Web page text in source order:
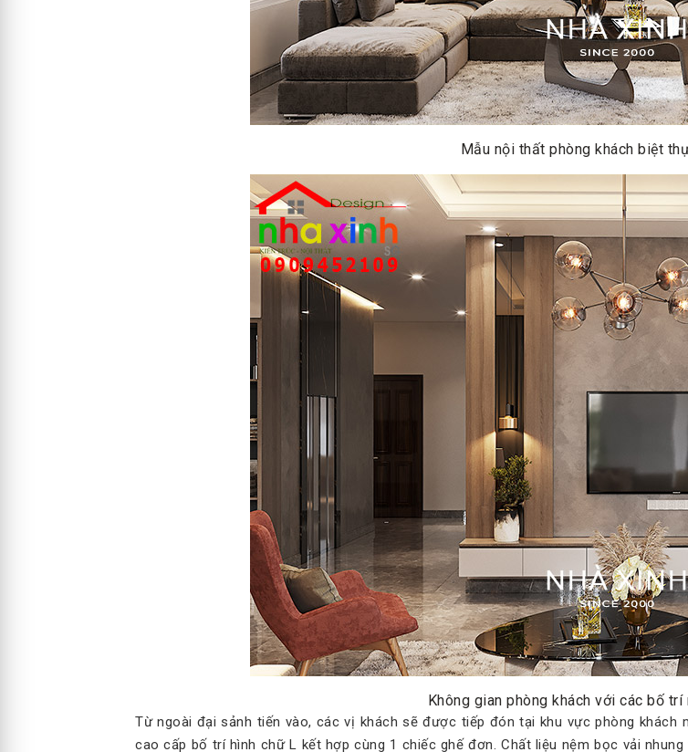
Mẫu nội thất phòng khách biệt
Không gian phòng khách với các bố
Từ ngoài đại sảnh tiến vào, các vị khách sẽ được tiếp đón tại khu vực phòng
cao cấp bố trí hình chữ L kết hợp cùng 1 chiếc ghế đơn. Chất liệu nệm bọc vải